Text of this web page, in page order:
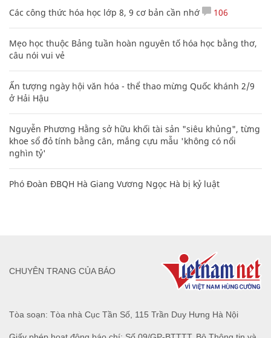
Các công thức hóa học lớp 8, 9 cơ bản cần nhớ 106
Mẹo học thuộc Bảng tuần hoàn nguyên tố hóa học bằng thơ,
câu nói vui vẻ
Ấn tượng ngày hội văn hóa - thể thao mừng Quốc khánh 2/9
ở Hải Hậu
Nguyễn Phương Hằng sở hữu khối tài sản "siêu khủng", từng
khoe sổ đỏ tính bằng cân, mắng cựu mẫu 'không có nổi
nghìn tỷ'
Phó Đoàn ĐBQH Hà Giang Vương Ngọc Hà bị kỷ luật
Tòa soạn: Tòa nhà Cục Tần Số, 115 Trần Duy Hưng Hà Nội
CHUYÊN TRANG CỦA BÁO